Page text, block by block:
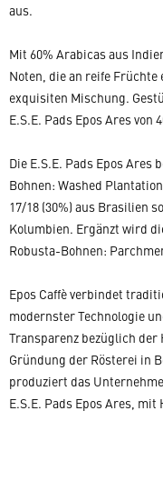
aus.
Mit 60% Arabicas aus
Noten, die an reife
exquisiten Mischung.
E.S.E. Pads Epos Ares
Die E.S.E. Pads Epos
Bohnen: Washed
17/18 (30%) aus Brasilien
Kolumbien. Ergänzt wird
Robusta-Bohnen:
Epos Caffè verbindet
modernster Technologie
Transparenz bezüglich
Gründung der Rösterei in
produziert das
E.S.E. Pads Epos Ares,